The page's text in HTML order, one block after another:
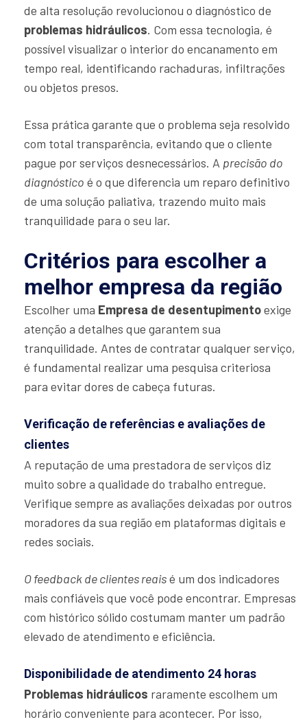
de alta resolução revolucionou o diagnóstico de
problemas hidráulicos. Com essa tecnologia, é
possível visualizar o interior do encanamento em
tempo real, identificando rachaduras, infiltrações
ou objetos presos.
Essa prática garante que o problema seja resolvido
com total transparência, evitando que o cliente
pague por serviços desnecessários. A precisão do
diagnóstico é o que diferencia um reparo definitivo
de uma solução paliativa, trazendo muito mais
tranquilidade para o seu lar.
Critérios para escolher a
melhor empresa da região
Escolher uma Empresa de desentupimentoexige
atenção a detalhes que garantem sua
tranquilidade. Antes de contratar qualquer serviço,
é fundamental realizar uma pesquisa criteriosa
para evitar dores de cabeça futuras.
Verificação de referências e avaliações de
clientes
A reputação de uma prestadora de serviços diz
muito sobre a qualidade do trabalho entregue.
Verifique sempre as avaliações deixadas por outros
moradores da sua região em plataformas digitais e
redes sociais.
O feedback de clientes reaisé um dos indicadores
mais confiáveis que você pode encontrar. Empresas
com histórico sólido costumam manter um padrão
elevado de atendimento e eficiência.
Disponibilidade de atendimento 24 horas
Problemas hidráulicos raramente escolhem um
horário conveniente para acontecer. Por isso,